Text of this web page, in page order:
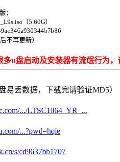
：
（5.60G）
再更新）
多u盘启动及安装器有流氓行为
盘易丢数据，下载完请验证MD5）
.../LTSC1064_YR_...
...?pwd=hqie
s/cd9637bb1707